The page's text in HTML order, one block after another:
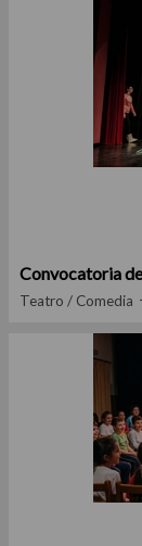
Convocatoria
Teatro / Comedia